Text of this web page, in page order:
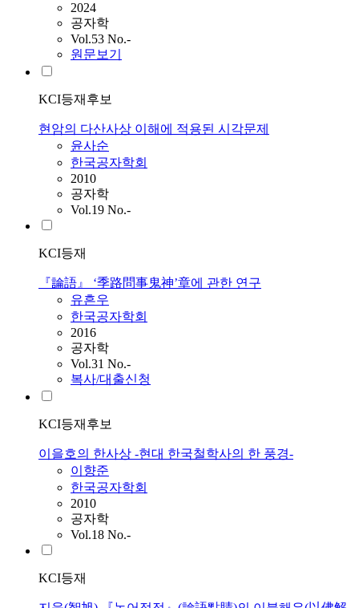
2024
공자학
Vol.53 No.-
원문보기
KCI등재후보
현암의 다산사상 이해에 적용된 시각문제
윤사순
한국공자학회
2010
공자학
Vol.19 No.-
KCI등재
『論語』 ‘季路問事鬼神’章에 관한 연구
유흔우
한국공자학회
2016
공자학
Vol.31 No.-
복사/대출신청
KCI등재후보
이을호의 한사상 -현대 한국철학사의 한 풍경-
이향준
한국공자학회
2010
공자학
Vol.18 No.-
KCI등재